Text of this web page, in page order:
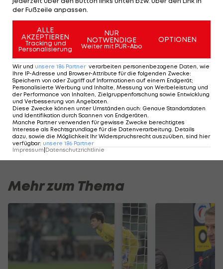
offen.
Mehr zum Thema
der Fußzeile anpassen.
ALLE
AKZEPTIEREN
Tracking und
Personalisierung
NUR
NOTWENDIGE
Weiter mit PUR-Abo
OPTIONEN
Wir und unsere 186 Partner verarbeiten personenbezogene Daten, wie
Ihre IP-Adresse und Browser-Attribute für die folgenden Zwecke:
Speichern von oder Zugriff auf Informationen auf einem Endgerät;
Personalisierte Werbung und Inhalte, Messung von Werbeleistung und
der Performance von Inhalten, Zielgruppenforschung sowie Entwicklung
und Verbesserung von Angeboten
Diese Zwecke können unter Umständen auch: Genaue Standortdaten
und Identifikation durch Scannen von Endgeräten
Manche Partner verwenden für gewisse Zwecke berechtigtes
Interesse als Rechtsgrundlage für die Datenverarbeitung. Details
dazu, sowie die Möglichkeit Ihr Widerspruchsrecht auszuüben, sind hier
verfügbar: unsere 186 Partner
Impressum|Datenschutzrichtlinie